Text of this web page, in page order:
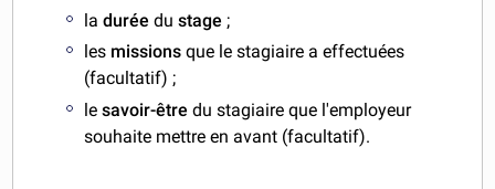
laduréedu stage ;
les missions que le stagiaire a effectuées
(facultatif) ;
le savoir-être du stagiaire que l'employeur
souhaite mettre en avant (facultatif).